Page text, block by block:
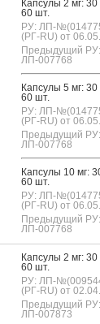
Кап­су­лы 2 мг: 30
60 шт.
РУ: ЛП-
(РГ-RU) от
Предыдущий РУ:
ЛП-007768
Кап­су­лы 5 мг: 30
60 шт.
РУ: ЛП-
(РГ-RU) от
Предыдущий РУ:
ЛП-007768
Кап­су­лы 10 мг:
60 шт.
РУ: ЛП-
(РГ-RU) от
Предыдущий РУ:
ЛП-007768
Кап­су­лы 2 мг: 30
60 шт.
РУ: ЛП-
(РГ-RU) от
Предыдущий РУ:
ЛП-007873